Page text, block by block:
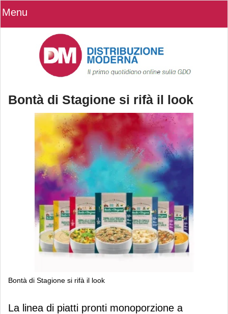
Menu
Bontà di Stagione si rifà il look
Bontà di Stagione si rifà il look
Bontà di Stagione si rifà il look
La linea di piatti pronti monoporzione a